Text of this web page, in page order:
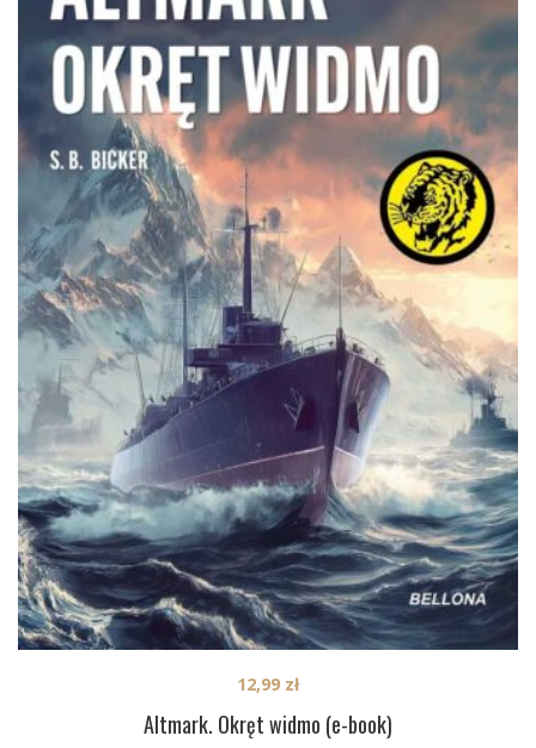
Altmark. Okręt widmo (e-book)
12,99 zł